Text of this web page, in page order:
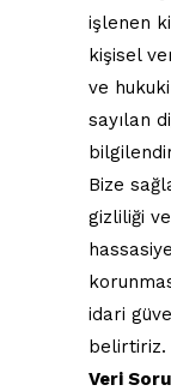
işlenen
kişisel
ve
sayılan
Bize
gizliliği
idari
belirtiriz.
Veri